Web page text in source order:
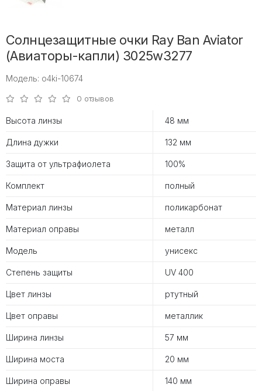
Солнцезащитные очки Ray Ban Aviator
(Авиаторы-капли) 3025w3277
Модель: o4ki-10674
0 отзывов
Высота линзы 48 мм
Длина дужки 132 мм
Защита от ультрафиолета 100%
Комплект полный
Материал линзы поликарбонат
Материал оправы металл
Модель унисекс
Степень защиты UV 400
Цвет линзы ртутный
Цвет оправы металлик
Ширина линзы 57 мм
Ширина моста 20 мм
Ширина оправы 140 мм